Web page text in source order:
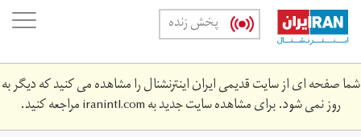
Skip
main
content
پخش زنده
شما صفحه ای از سایت قدیمی ایران اینترنشنال را مشاهده می کنید که دیگر به
روز نمی شود. برای مشاهده سایت جدید بهiranintl.comمراجعه کنید.